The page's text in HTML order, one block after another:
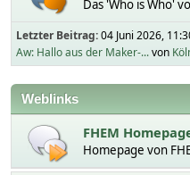
Das 'Who is Who'
Letzter Beitrag:04 Juni 2026,
Aw: Hallo aus der Maker-...von
Weblinks
FHEM
Homepage von